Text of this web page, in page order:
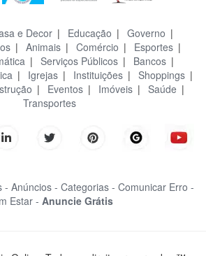
e Decor| Educação | Governo |
| Animais| Comércio | Esportes|
| Serviços Públicos | Bancos |
| Igrejas | Instituições | Shoppings |
| Eventos | Imóveis | Saúde |
Transportes
- Anúncios - Categorias - Comunicar Erro -
Estar - Anuncie Grátis